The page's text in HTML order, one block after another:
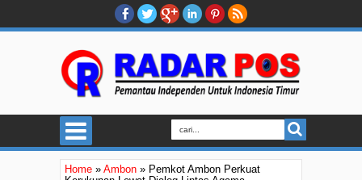
Home » Ambon » Pemkot Ambon Perkuat